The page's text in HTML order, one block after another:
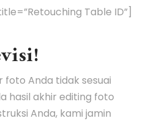
Table ID”]
foto Anda tidak sesuai
hasil akhir editing foto
Anda, kami jamin